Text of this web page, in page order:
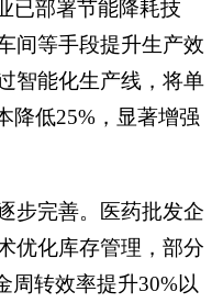
已部署节能降耗技
间等手段提升生产效
智能化生产线，将单
降低25%，显著增强
步完善。医药批发企
优化库存管理，部分
周转效率提升30%以